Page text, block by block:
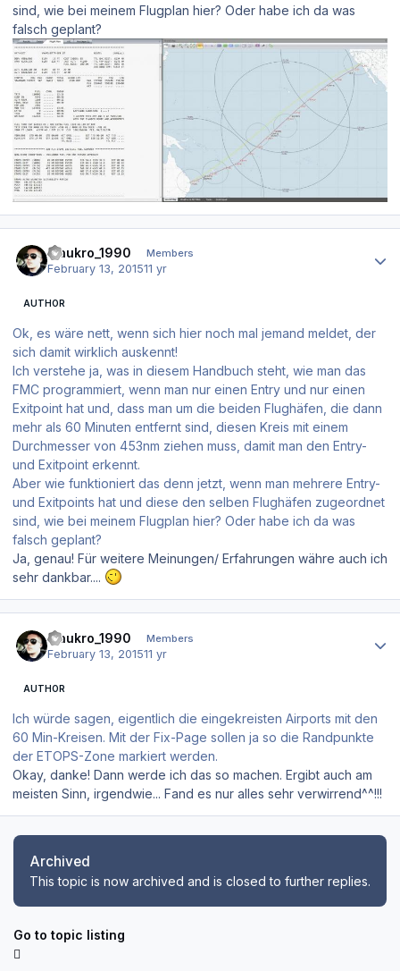
sind, wie bei meinem Flugplan hier? Oder habe ich da was
falsch geplant?
maukro_1990 Members
February 13, 201511 yr
AUTHOR
Ok, es wäre nett, wenn sich hier noch mal jemand meldet, der
sich damit wirklich auskennt!
Ich verstehe ja, was in diesem Handbuch steht, wie man das
FMC programmiert, wenn man nur einen Entry und nur einen
Exitpoint hat und, dass man um die beiden Flughäfen, die dann
mehr als 60 Minuten entfernt sind, diesen Kreis mit einem
Durchmesser von 453nm ziehen muss, damit man den Entry-
und Exitpoint erkennt.
Aber wie funktioniert das denn jetzt, wenn man mehrere Entry-
und Exitpoints hat und diese den selben Flughäfen zugeordnet
sind, wie bei meinem Flugplan hier? Oder habe ich da was
falsch geplant?
Ja, genau! Für weitere Meinungen/ Erfahrungen währe auch ich
sehr dankbar....
maukro_1990 Members
February 13, 201511 yr
AUTHOR
Ich würde sagen, eigentlich die eingekreisten Airports mit den
60 Min-Kreisen. Mit der Fix-Page sollen ja so die Randpunkte
der ETOPS-Zone markiert werden.
Okay, danke! Dann werde ich das so machen. Ergibt auch am
meisten Sinn, irgendwie... Fand es nur alles sehr verwirrend^^!!!
Archived
This topic is now archived and is closed to further replies.
Go to topic listing